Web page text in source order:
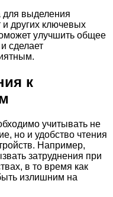
для выделения
и других ключевых
улучшить общее
сделает
к
учитывать не
но и удобство чтения
Например,
затруднения при
в то время как
излишним на